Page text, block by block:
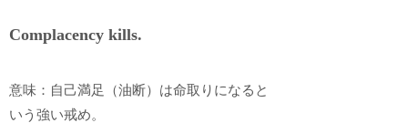
Complacency kills.
意味：自己満足（油断）は命取りになると
いう強い戒め。